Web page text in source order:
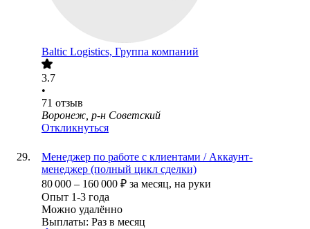
Baltic Logistics, Группа компаний
3.7
•
71 отзыв
Воронеж, р-н Советский
Откликнуться
Менеджер по работе с клиентами / Аккаунт-
менеджер (полный цикл сделки)
80 000 – 160 000 ₽ за месяц, на руки
Опыт 1-3 года
Можно удалённо
Выплаты: Раз в месяц